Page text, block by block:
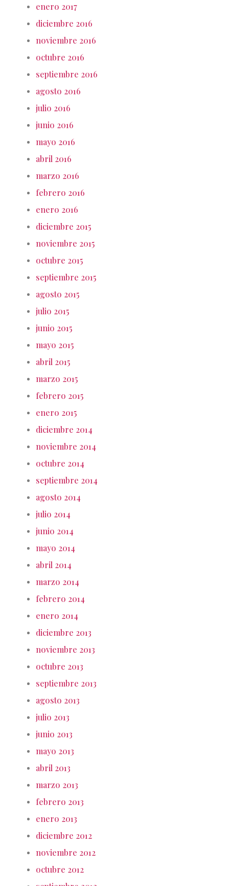
enero 2017
diciembre 2016
noviembre 2016
octubre 2016
septiembre 2016
agosto 2016
julio 2016
junio 2016
mayo 2016
abril 2016
marzo 2016
febrero 2016
enero 2016
diciembre 2015
noviembre 2015
octubre 2015
septiembre 2015
agosto 2015
julio 2015
junio 2015
mayo 2015
abril 2015
marzo 2015
febrero 2015
enero 2015
diciembre 2014
noviembre 2014
octubre 2014
septiembre 2014
agosto 2014
julio 2014
junio 2014
mayo 2014
abril 2014
marzo 2014
febrero 2014
enero 2014
diciembre 2013
noviembre 2013
octubre 2013
septiembre 2013
agosto 2013
julio 2013
junio 2013
mayo 2013
abril 2013
marzo 2013
febrero 2013
enero 2013
diciembre 2012
noviembre 2012
octubre 2012